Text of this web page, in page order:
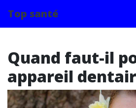
Top santé
Quand faut-il
appareil